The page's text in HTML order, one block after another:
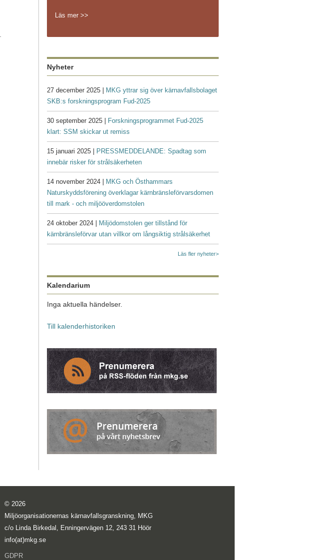
Läs mer >>
Nyheter
27 december 2025 |
MKG yttrar sig över kärnavfallsbolaget
SKB:s forskningsprogram Fud-2025
30 september 2025 |
Forskningsprogrammet Fud-2025
klart: SSM skickar ut remiss
15 januari 2025 |
PRESSMEDDELANDE: Spadtag som
innebär risker för strålsäkerheten
14 november 2024 |
MKG och Östhammars
Naturskyddsförening överklagar kärnbränsleförvarsdomen
till mark - och miljööverdomstolen
24 oktober 2024 |
Miljödomstolen ger tillstånd för
kärnbränsleförvar utan villkor om långsiktig strålsäkerhet
Läs fler nyheter>
Kalendarium
Inga aktuella händelser.
Till kalenderhistoriken
© 2026
Miljöorganisationernas kärnavfallsgranskning, MKG
c/o Linda Birkedal, Enningervägen 12, 243 31 Höör
info(at)mkg.se
GDPR